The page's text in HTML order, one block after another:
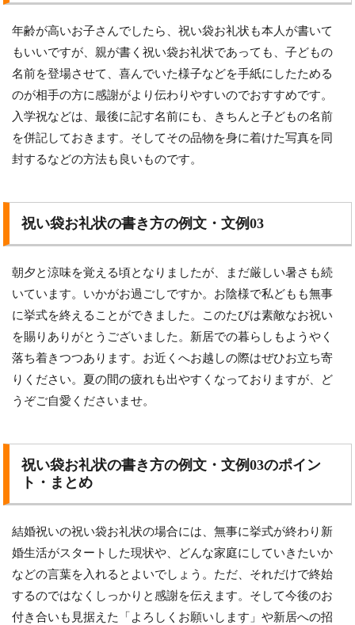
年齢が高いお子さんでしたら、祝い袋お礼状も本人が書いて
もいいですが、親が書く祝い袋お礼状であっても、子どもの
名前を登場させて、喜んでいた様子などを手紙にしたためる
のが相手の方に感謝がより伝わりやすいのでおすすめです。
入学祝などは、最後に記す名前にも、きちんと子どもの名前
を併記しておきます。そしてその品物を身に着けた写真を同
封するなどの方法も良いものです。
祝い袋お礼状の書き方の例文・文例03
朝夕と涼味を覚える頃となりましたが、まだ厳しい暑さも続
いています。いかがお過ごしですか。お陰様で私どもも無事
に挙式を終えることができました。このたびは素敵なお祝い
を賜りありがとうございました。新居での暮らしもようやく
落ち着きつつあります。お近くへお越しの際はぜひお立ち寄
りください。夏の間の疲れも出やすくなっておりますが、ど
うぞご自愛くださいませ。
祝い袋お礼状の書き方の例文・文例03のポイン
ト・まとめ
結婚祝いの祝い袋お礼状の場合には、無事に挙式が終わり新
婚生活がスタートした現状や、どんな家庭にしていきたいか
などの言葉を入れるとよいでしょう。ただ、それだけで終始
するのではなくしっかりと感謝を伝えます。そして今後のお
付き合いも見据えた「よろしくお願いします」や新居への招